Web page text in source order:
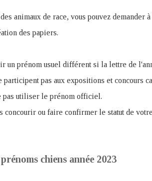
animaux de race, vous pouvez demander
des papiers.
un prénom usuel différent si la lettre de
participent pas aux expositions et concours
pas utiliser le prénom officiel.
concourir ou faire confirmer le statut de
chiens année 2023